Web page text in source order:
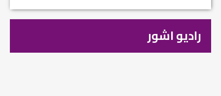
راديو اشور